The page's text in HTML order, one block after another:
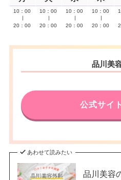
10：00
20：00
10：00
20：00
10：00
20：00
10：00
20：00
品川美
公式サイ
あわせて読みたい
品川美容